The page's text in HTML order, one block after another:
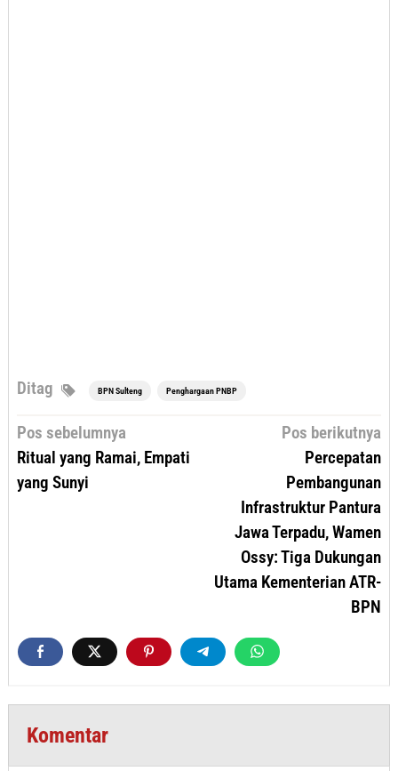
Ditag BPN Sulteng Penghargaan PNBP
Navigasi
pos
Pos sebelumnya
Ritual yang Ramai, Empati
yang Sunyi
Pos berikutnya
Percepatan
Pembangunan
Infrastruktur Pantura
Jawa Terpadu, Wamen
Ossy: Tiga Dukungan
Utama Kementerian ATR-
BPN
Komentar